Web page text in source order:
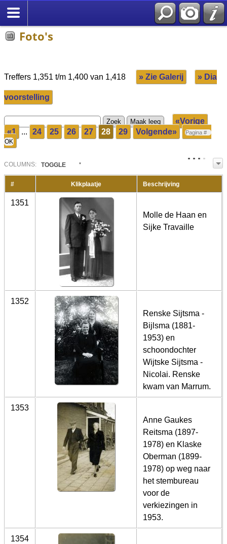
Foto's
Treffers 1,351 t/m 1,400 van 1,418 » Zie Galerij » Dia
voorstelling
«Vorige
«1
... 24 25 26 27 28 29 Volgende»
COLUMN S: TOGGLE
# Klikplaatje Beschrijving
1351
Molle de Haan en
Sijke Travaille
1352
Renske Sijtsma -
Bijlsma (1881-
1953) en
schoondochter
Wijtske Sijtsma -
Nicolai. Renske
kwam van Marrum.
1353
Anne Gaukes
Reitsma (1897-
1978) en Klaske
Oberman (1899-
1978) op weg naar
het stembureau
voor de
verkiezingen in
1953.
1354